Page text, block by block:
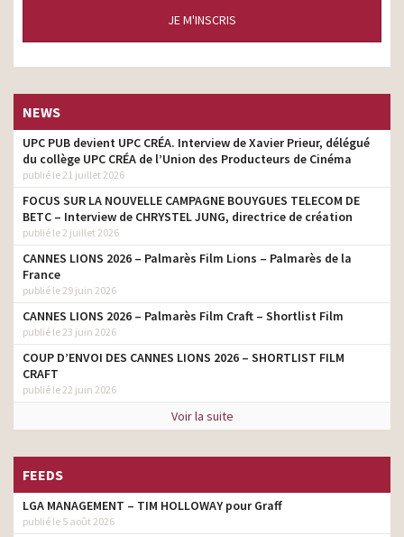
JE M'INSCRIS
NEWS
UPC PUB devient UPC CRÉA. Interview de Xavier Prieur, délégué
du collège UPC CRÉA de l’Union des Producteurs de Cinéma
publié le 21 juillet 2026
FOCUS SUR LA NOUVELLE CAMPAGNE BOUYGUES TELECOM DE
BETC – Interview de CHRYSTEL JUNG, directrice de création
publié le 2 juillet 2026
CANNES LIONS 2026 – Palmarès Film Lions – Palmarès de la
France
publié le 29 juin 2026
CANNES LIONS 2026 – Palmarès Film Craft – Shortlist Film
publié le 23 juin 2026
COUP D’ENVOI DES CANNES LIONS 2026 – SHORTLIST FILM
CRAFT
publié le 22 juin 2026
Voir la suite
FEEDS
LGA MANAGEMENT – TIM HOLLOWAY pour Graff
publié le 5 août 2026